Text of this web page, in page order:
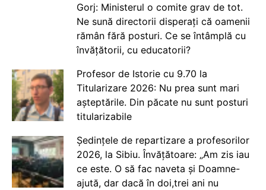
Gorj: Ministerul o comite grav de tot.
Ne sună directorii disperați că oamenii
rămân fără posturi. Ce se întâmplă cu
învățătorii, cu educatorii?
Profesor de Istorie cu 9.70 la
Titularizare 2026: Nu prea sunt mari
așteptările. Din păcate nu sunt posturi
titularizabile
Ședințele de repartizare a profesorilor
2026, la Sibiu. Învățătoare: „Am zis iau
ce este. O să fac naveta și Doamne-
ajută, dar dacă în doi,trei ani nu